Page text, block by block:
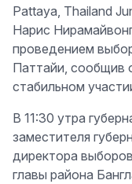
Pattaya, Thailand
Нарис
проведением
Паттайи, сообщив
стабильном
В 11:30 утра
заместителя
директора
главы района